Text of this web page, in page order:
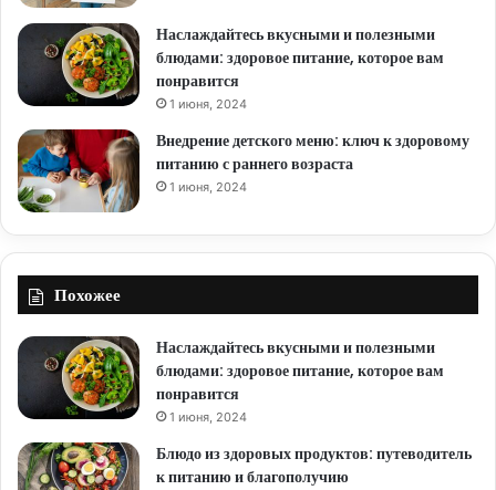
Наслаждайтесь вкусными и полезными
блюдами: здоровое питание, которое вам
понравится
1 июня, 2024
Внедрение детского меню: ключ к здоровому
питанию с раннего возраста
1 июня, 2024
Похожее
Наслаждайтесь вкусными и полезными
блюдами: здоровое питание, которое вам
понравится
1 июня, 2024
Блюдо из здоровых продуктов: путеводитель
к питанию и благополучию